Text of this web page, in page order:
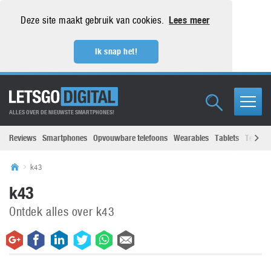
Deze site maakt gebruik van cookies. Lees meer
Ik snap het!
ALLES OVER DE NIEUWSTE SMARTPHONES!
Reviews Smartphones Opvouwbare telefoons Wearables Tablets
k43
k43
Ontdek alles over k43